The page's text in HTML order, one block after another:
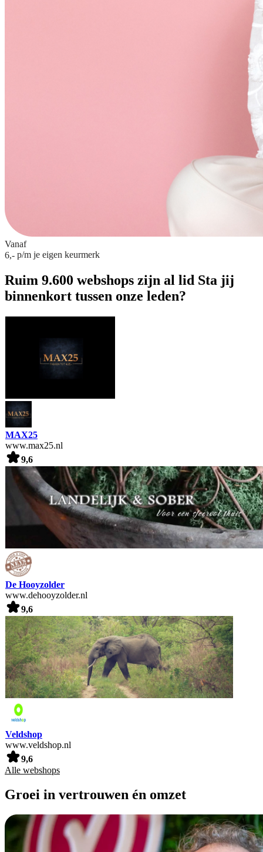
Vanaf
6,- p/m je eigen keurmerk
Ruim 9.600 webshops zijn al lid Sta jij
binnenkort tussen onze leden?
MAX25
www.max25.nl
9,6
De Hooyzolder
www.dehooyzolder.nl
9,6
Veldshop
www.veldshop.nl
9,6
Alle webshops
Groei in vertrouwen én omzet